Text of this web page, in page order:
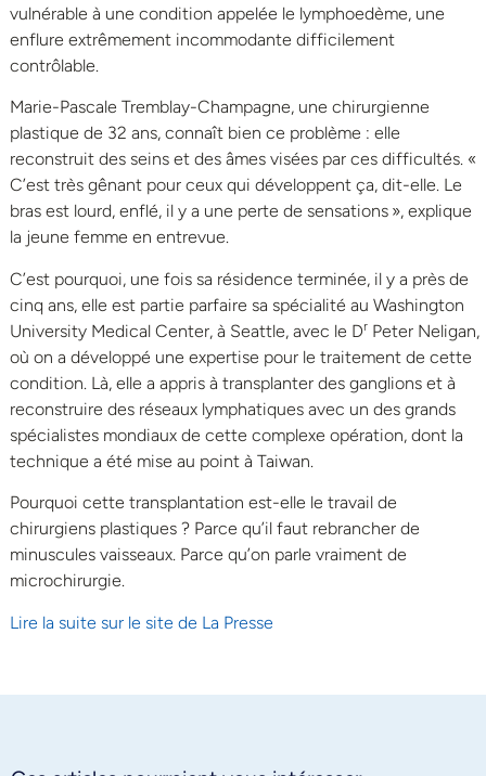
vulnérable à une condition appelée le lymphoedème, une
enflure extrêmement incommodante difficilement
contrôlable.
Marie-Pascale Tremblay-Champagne, une chirurgienne
plastique de 32 ans, connaît bien ce problème : elle
reconstruit des seins et des âmes visées par ces difficultés. «
C’est très gênant pour ceux qui développent ça, dit-elle. Le
bras est lourd, enflé, il y a une perte de sensations », explique
la jeune femme en entrevue.
C’est pourquoi, une fois sa résidence terminée, il y a près de
cinq ans, elle est partie parfaire sa spécialité au Washington
University Medical Center, à Seattle, avec le Dr Peter Neligan,
où on a développé une expertise pour le traitement de cette
condition. Là, elle a appris à transplanter des ganglions et à
reconstruire des réseaux lymphatiques avec un des grands
spécialistes mondiaux de cette complexe opération, dont la
technique a été mise au point à Taiwan.
Pourquoi cette transplantation est-elle le travail de
chirurgiens plastiques ? Parce qu’il faut rebrancher de
minuscules vaisseaux. Parce qu’on parle vraiment de
microchirurgie.
Lire la suite sur le site de La Presse